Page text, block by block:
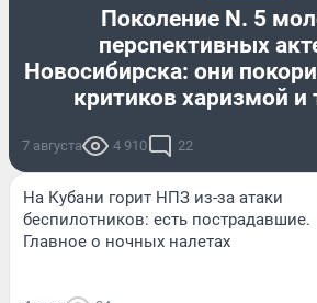
Поколение N. 5
перспективных
Новосибирска: они
критиков харизмой и
7 августа 4 910 22
На Кубани горит НПЗ из-за атаки
беспилотников: есть пострадавшие.
Главное о ночных налетах